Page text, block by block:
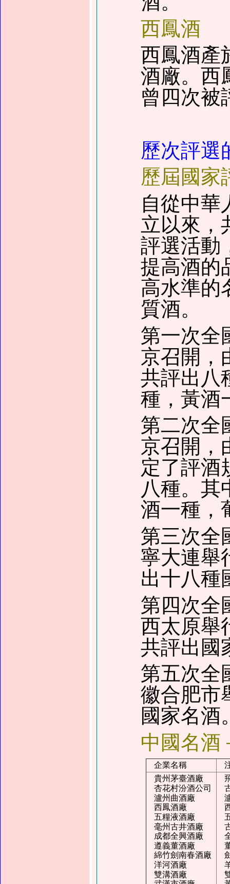
西鳳酒
西鳳酒產
酒廠。西
曾四次被
歷次評選
歷屆國家
自從中華
立以來 ，
評選活動
提高酒的
高水準的
質酒。
第一次全
京召開，
共評出八
種，黃酒
第二次全
京召開，
定了評酒
八種。其
酒一種，
第三次全
寧大連舉
出十八種
第四次全
西太原舉
共評出國
第五次全
徽合肥市
國家名酒
中國名酒
企業名稱
貴州茅臺酒廠
杏花村汾酒公司
瀘州曲酒廠
西鳳酒廠
五糧液酒廠
毫州古井酒廠
成都全興酒廠
遵義董酒廠
綿竹劍南春酒廠
洋河酒廠
雙溝酒廠